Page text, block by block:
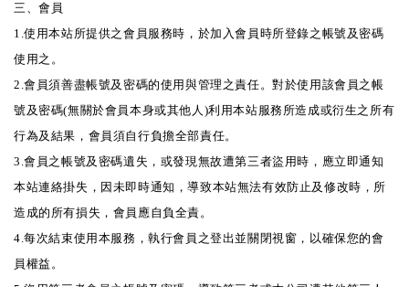
三、會員
1.使用本站所提供之會員服務時，於加入會員時所登錄之帳號及密碼
使用之。
2.會員須善盡帳號及密碼的使用與管理之責任。對於使用該會員之帳
號及密碼(無關於會員本身或其他人)利用本站服務所造成或衍生之所有
行為及結果，會員須自行負擔全部責任。
3.會員之帳號及密碼遺失，或發現無故遭第三者盜用時，應立即通知
本站連絡掛失，因未即時通知，導致本站無法有效防止及修改時，所
造成的所有損失，會員應自負全責。
4.每次結束使用本服務，執行會員之登出並關閉視窗，以確保您的會
員權益。